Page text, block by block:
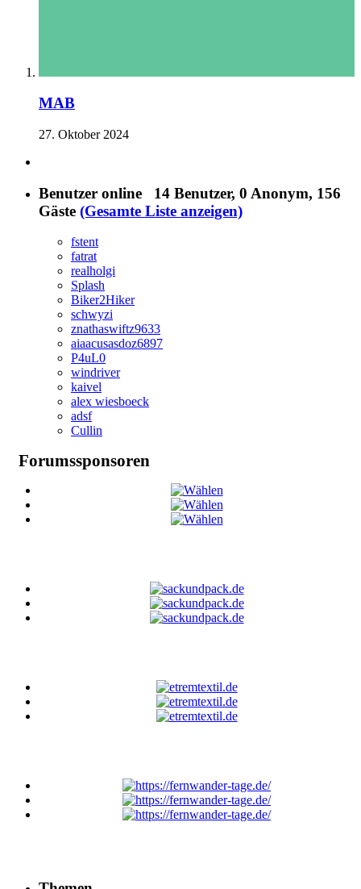
MAB
27. Oktober 2024
Benutzer online 14 Benutzer, 0 Anonym, 156
Gäste (Gesamte Liste anzeigen)
fstent
fatrat
realholgi
Splash
Biker2Hiker
schwyzi
znathaswiftz9633
aiaacusasdoz6897
P4uL0
windriver
kaivel
alex wiesboeck
adsf
Cullin
Forumssponsoren